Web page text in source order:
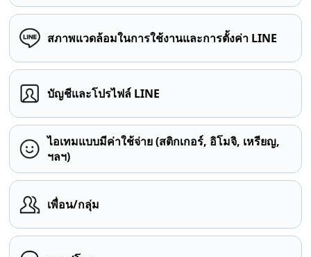
สภาพแวดล้อมในการใช้งานและการตั้งค่า LINE
บัญชีและโปรไฟล์ LINE
ไอเทมแบบมีค่าใช้จ่าย (สติกเกอร์, อิโมจิ, เหรียญ,
ฯลฯ)
เพื่อน/กลุ่ม